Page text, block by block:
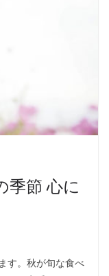
節 心に
す。秋が旬な食べ